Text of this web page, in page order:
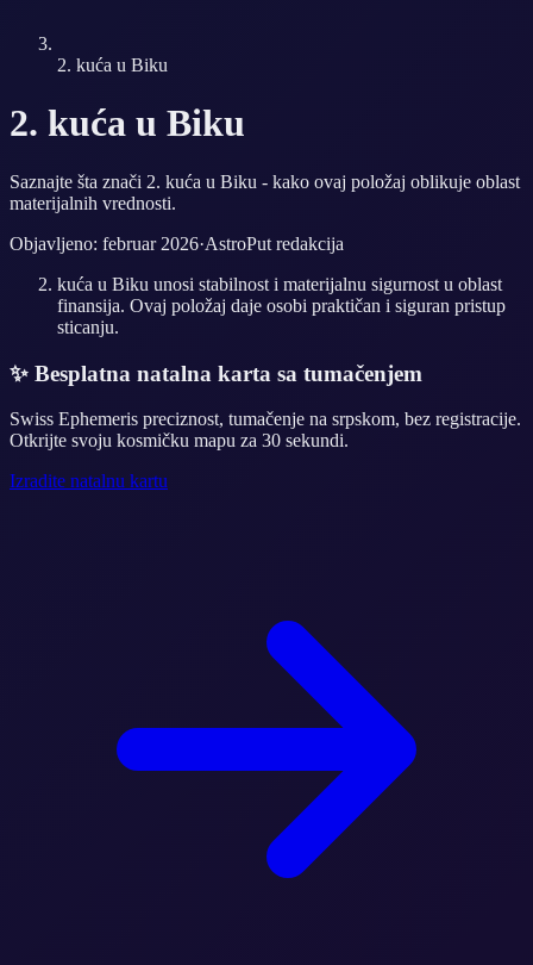
2. kuća u Biku
2. kuća u Biku
Saznajte šta znači 2. kuća u Biku - kako ovaj položaj oblikuje oblast
materijalnih vrednosti.
Objavljeno: februar 2026·AstroPut redakcija
kuća u Biku unosi stabilnost i materijalnu sigurnost u oblast
finansija. Ovaj položaj daje osobi praktičan i siguran pristup
sticanju.
✨ Besplatna natalna karta sa tumačenjem
Swiss Ephemeris preciznost, tumačenje na srpskom, bez registracije.
Otkrijte svoju kosmičku mapu za 30 sekundi.
Izradite natalnu kartu